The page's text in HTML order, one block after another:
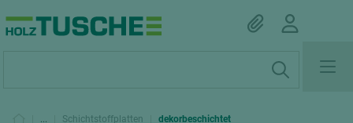
... Schichtstoffplatten dekorbeschichtet